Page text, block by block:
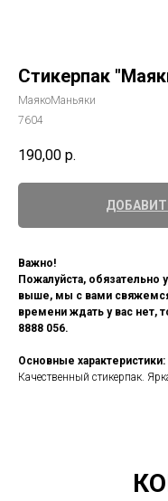
Стикерпак
МаякоМаньяки
7604
190,00 р.
Важно!
Пожалуйста, обязательно
выше, мы с вами
времени ждать у вас нет,
8888 056.
Основные характеристики:
Качественный стикерпак.